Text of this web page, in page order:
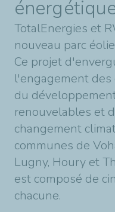
TotalEnergies et
nouveau parc
Ce projet
l'engagement
du
renouvelables et
changement
communes de
Lugny, Houry et
est composé de
chacune.